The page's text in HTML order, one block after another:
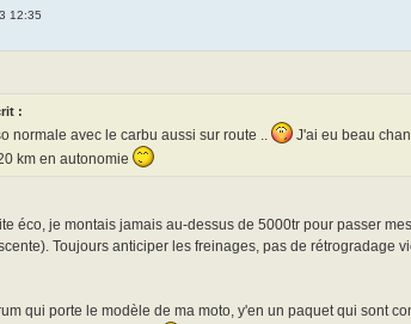
12:35
:
normale avec le carbu aussi sur route ..
J'ai eu beau
km en autonomie
éco, je montais jamais au-dessus de 5000tr pour passer
Toujours anticiper les freinages, pas de rétrogradage
qui porte le modèle de ma moto, y'en un paquet qui sont